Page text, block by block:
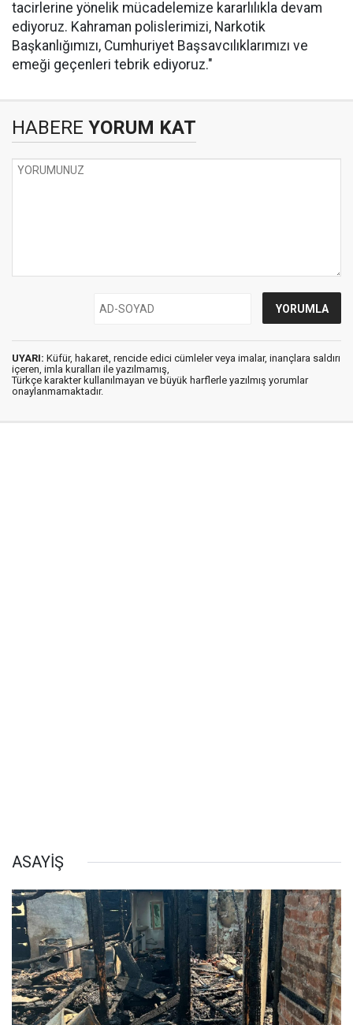
tacirlerine yönelik mücadelemize kararlılıkla devam
ediyoruz. Kahraman polislerimizi, Narkotik
Başkanlığımızı, Cumhuriyet Başsavcılıklarımızı ve
emeği geçenleri tebrik ediyoruz."
HABERE YORUM KAT
UYARI: Küfür, hakaret, rencide edici cümleler veya imalar, inançlara saldırı
içeren, imla kuralları ile yazılmamış,
Türkçe karakter kullanılmayan ve büyük harflerle yazılmış yorumlar
onaylanmamaktadır.
ASAYİŞ